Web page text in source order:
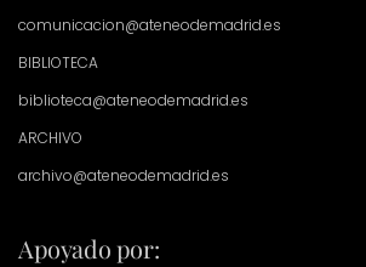
comunicacion@ateneodemadrid.es
BIBLIOTECA
biblioteca@ateneodemadrid.es
ARCHIVO
archivo@ateneodemadrid.es
Apoyado por: